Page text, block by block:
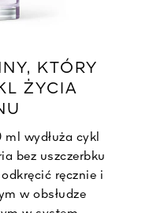
KTÓRY
ŻYCIA
wydłuża cykl
bez uszczerbku
ręcznie i
w obsłudze